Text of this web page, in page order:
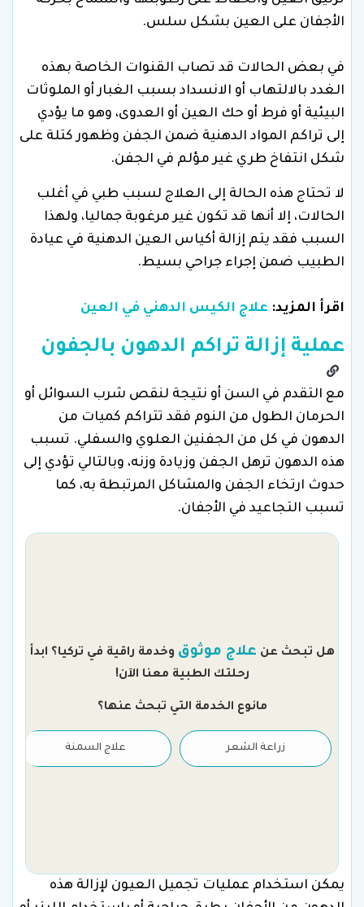
الأجفان على العين بشكل سلس.
في بعض الحالات قد تصاب القنوات الخاصة بهذه
الغدد بالالتهاب أو الانسداد بسبب الغبار أو الملوثات
البيئية أو فرط أو حك العين أو العدوى، وهو ما يؤدي
إلى تراكم المواد الدهنية ضمن الجفن وظهور كتلة على
شكل انتفاخ طري غير مؤلم في الجفن.
لا تحتاج هذه الحالة إلى العلاج لسبب طبي في أغلب
الحالات، إلا أنها قد تكون غير مرغوبة جماليا، ولهذا
السبب فقد يتم إزالة أكياس العين الدهنية في عيادة
الطبيب ضمن إجراء جراحي بسيط.
اقرأ المزيد: علاج الكيس الدهني في العين
عملية إزالة تراكم الدهون بالجفون
مع التقدم في السن أو نتيجة لنقص شرب السوائل أو
الحرمان الطول من النوم فقد تتراكم كميات من
الدهون في كل من الجفنين العلوي والسفلي. تسبب
هذه الدهون ترهل الجفن وزيادة وزنه، وبالتالي تؤدي إلى
حدوث ارتخاء الجفن والمشاكل المرتبطة به، كما
تسبب التجاعيد في الأجفان.
هل تبحث عن علاج موثوق وخدمة راقية في تركيا؟ ابدأ
رحلتك الطبية معنا الآن!
مانوع الخدمة التي تبحث عنها؟
زراعة الشعر علاج السمنة
يمكن استخدام عمليات تجميل العيون لإزالة هذه